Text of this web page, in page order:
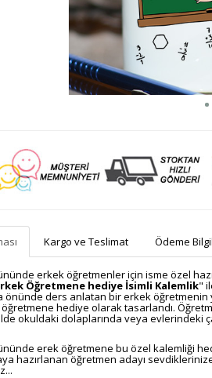
Kargo ve Teslimat Ödeme
erkek öğretmenler için isme özel
Öğretmene hediye İsimli Kalemlik"
ders anlatan bir erkek öğretmenin
hediye olarak tasarlandı.
okuldaki dolaplarında veya evlerindeki
erek öğretmene bu özel kalemliği
hazırlanan öğretmen adayı